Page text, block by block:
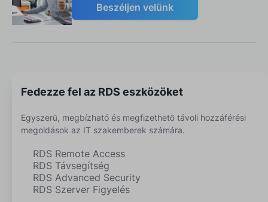
Beszéljen velünk
Fedezze fel az RDS eszközöket
Egyszerű, megbízható és megfizethető távoli hozzáférési
megoldások az IT szakemberek számára.
RDS Remote Access
RDS Távsegítség
RDS Advanced Security
RDS Szerver Figyelés